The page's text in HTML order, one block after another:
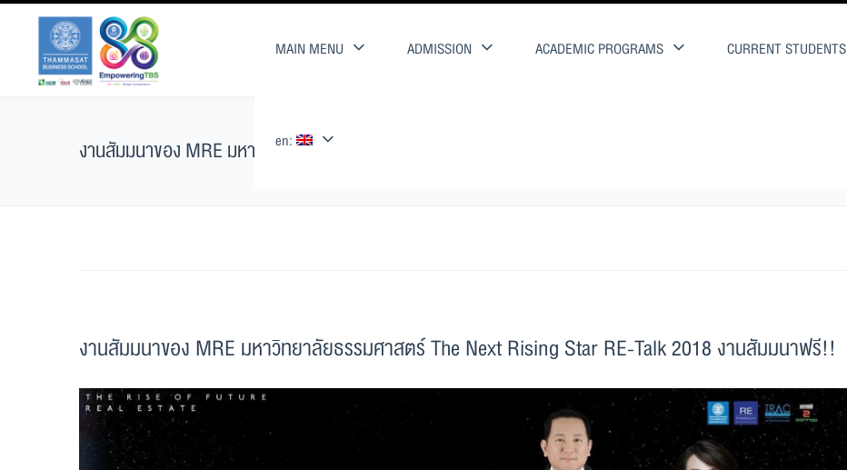
MAIN MENU ADMISSION ACADEMIC PROGRAMS CURRENT STUDENTS
en:
งานสัมมนาของ MRE มหาวิทยาลัยธรรมศาสตร์ The Next Rising Star RE-Talk 2018 งานสัมมนาฟรี!!
งานสัมมนาของ MRE มหาวิทยาลัยธรรมศาสตร์ The Next Rising Star RE-Talk 2018 งานสัมมนาฟรี!!